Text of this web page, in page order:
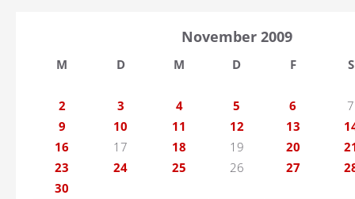
November 2009
M D M D F S
2 3 4 5 6
7
9
10 11 12 13
16
17 18 19 20
23
24 25 26 27
30